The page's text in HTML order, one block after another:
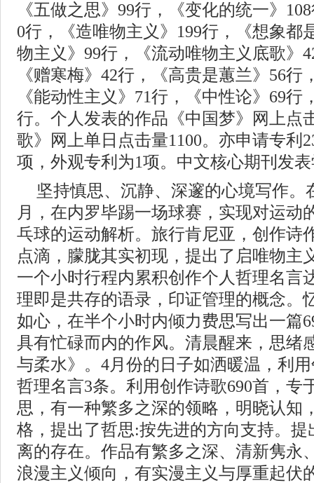
《五做之思》99行，《变化的统一》
0行，《造唯物主义》199行，《想象都
物主义》99行，《流动唯物主义底歌》
《赠寒梅》42行，《高贵是蕙兰》56行
《能动性主义》71行，《中性论》69行
行。个人发表的作品《中国梦》网上点
歌》网上单日点击量1100。亦申请专利
项，外观专利为1项。中文核心期刊发
坚持慎思、沉静、深邃的心境写作。
月，在内罗毕踢一场球赛，实现对运动
乓球的运动解析。旅行肯尼亚，创作诗
点滴，朦胧其实初现，提出了启唯物主
一个小时行程内累积创作个人哲理名言
理即是共存的语录，印证管理的概念。
如心，在半个小时内倾力费思写出一篇
具有忙碌而内的作风。清晨醒来，思绪
与柔水》。4月份的日子如洒暖温，利
哲理名言3条。利用创作诗歌690首，专
思，有一种繁多之深的领略，明晓认知
格，提出了哲思:按先进的方向支持。
离的存在。作品有繁多之深、清新隽永
浪漫主义倾向，有实漫主义与厚重起伏